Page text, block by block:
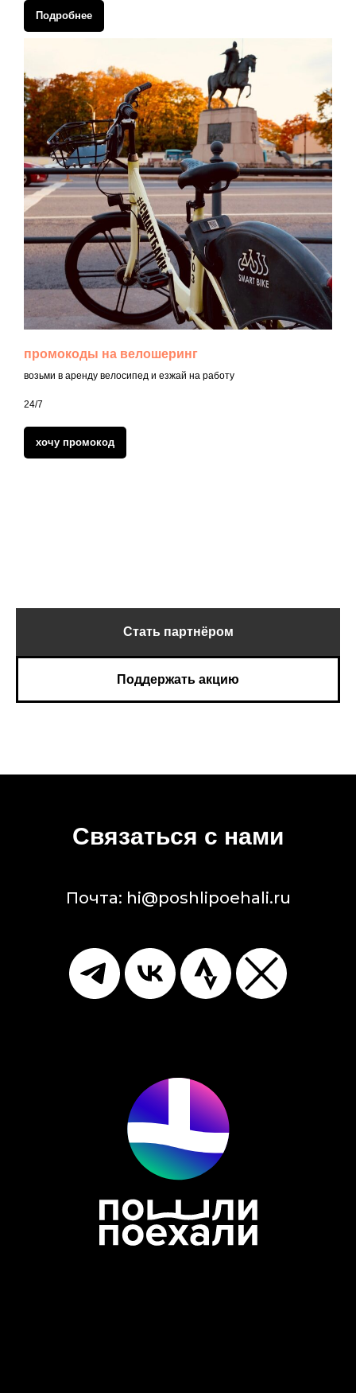
Подробнее
промокоды на велошеринг
возьми в аренду велосипед и езжай на работу
24/7
хочу промокод
Стать партнёром
Поддержать акцию
Связаться с нами
Почта: hi@poshlipoehali.ru